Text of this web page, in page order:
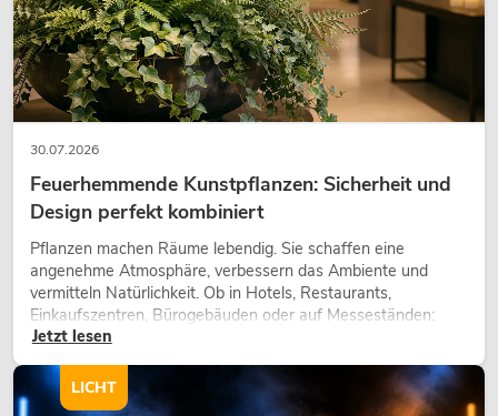
OMNITRONIC TRM-202MK3 2-Kanal
Rotary-Mixer
Bestand reicht ca. 4 Wo.
299,00
30.07.2026
Feuerhemmende Kunstpflanzen: Sicherheit und
Design perfekt kombiniert
Pflanzen machen Räume lebendig. Sie schaffen eine
angenehme Atmosphäre, verbessern das Ambiente und
vermitteln Natürlichkeit. Ob in Hotels, Restaurants,
Einkaufszentren, Bürogebäuden oder auf Messeständen:
eine hochwertige Begrünung gehört heute längst zum
Jetzt lesen
LICHT